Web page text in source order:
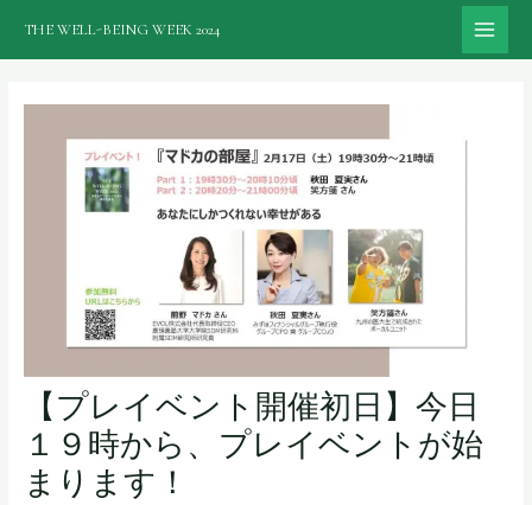
THE WELL-BEING WEEK 2024
【プレイベント開催初日】今日
１９時から、プレイベントが始
まります！